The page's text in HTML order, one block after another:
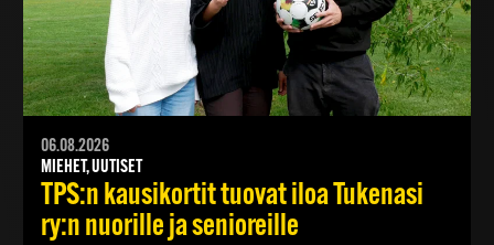
06.08.2026
MIEHET, UUTISET
TPS:n kausikortit tuovat iloa Tukenasi
ry:n nuorille ja senioreille